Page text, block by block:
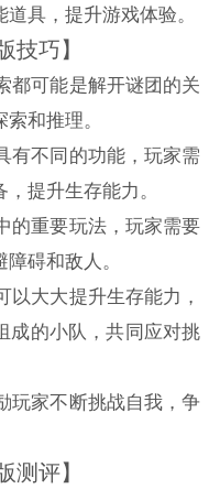
具，提升游戏体验。
技巧】
都可能是解开谜团的关
和推理。
有不同的功能，玩家需
提升生存能力。
的重要玩法，玩家需要
碍和敌人。
大大提升生存能力，
成的小队，共同应对挑
玩家不断挑战自我，争
测评】